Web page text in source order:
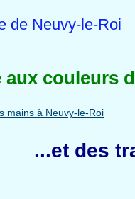
Neuvy-le-Roi
couleurs
...et des